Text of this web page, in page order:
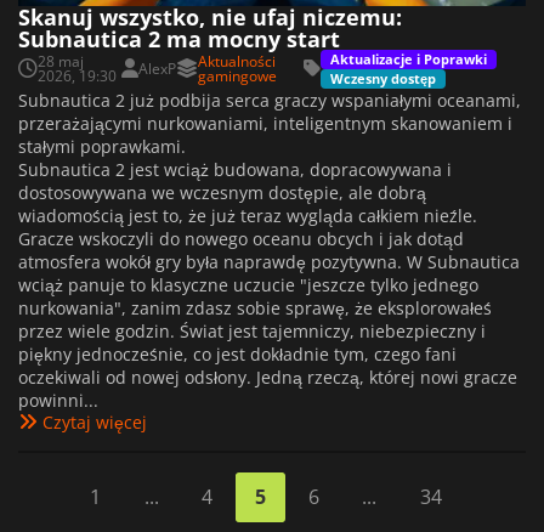
Skanuj wszystko, nie ufaj niczemu:
Subnautica 2 ma mocny start
28 maj
2026, 19:30 AlexP Aktualności
gamingowe
Aktualizacje i Poprawki
Wczesny dostęp
Subnautica 2 już podbija serca graczy wspaniałymi oceanami,
przerażającymi nurkowaniami, inteligentnym skanowaniem i
stałymi poprawkami.
Subnautica 2 jest wciąż budowana, dopracowywana i
dostosowywana we wczesnym dostępie, ale dobrą
wiadomością jest to, że już teraz wygląda całkiem nieźle.
Gracze wskoczyli do nowego oceanu obcych i jak dotąd
atmosfera wokół gry była naprawdę pozytywna. W Subnautica
wciąż panuje to klasyczne uczucie "jeszcze tylko jednego
nurkowania", zanim zdasz sobie sprawę, że eksplorowałeś
przez wiele godzin. Świat jest tajemniczy, niebezpieczny i
piękny jednocześnie, co jest dokładnie tym, czego fani
oczekiwali od nowej odsłony. Jedną rzeczą, której nowi gracze
powinni...
Czytaj więcej
1 ... 4 5 6 ... 34